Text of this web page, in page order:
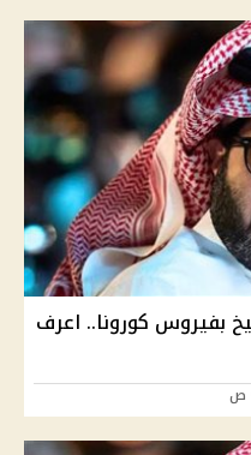
بفيروس كورونا.. اعرف